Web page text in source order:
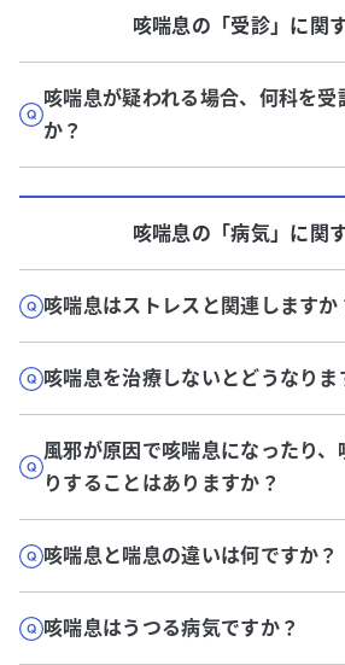
咳喘息の「受診」に関
咳喘息が疑われる場合、何科を受
か？
咳喘息の「病気」に関
咳喘息はストレスと関連しますか
咳喘息を治療しないとどうなりま
風邪が原因で咳喘息になったり、
りすることはありますか？
咳喘息と喘息の違いは何ですか？
咳喘息はうつる病気ですか？